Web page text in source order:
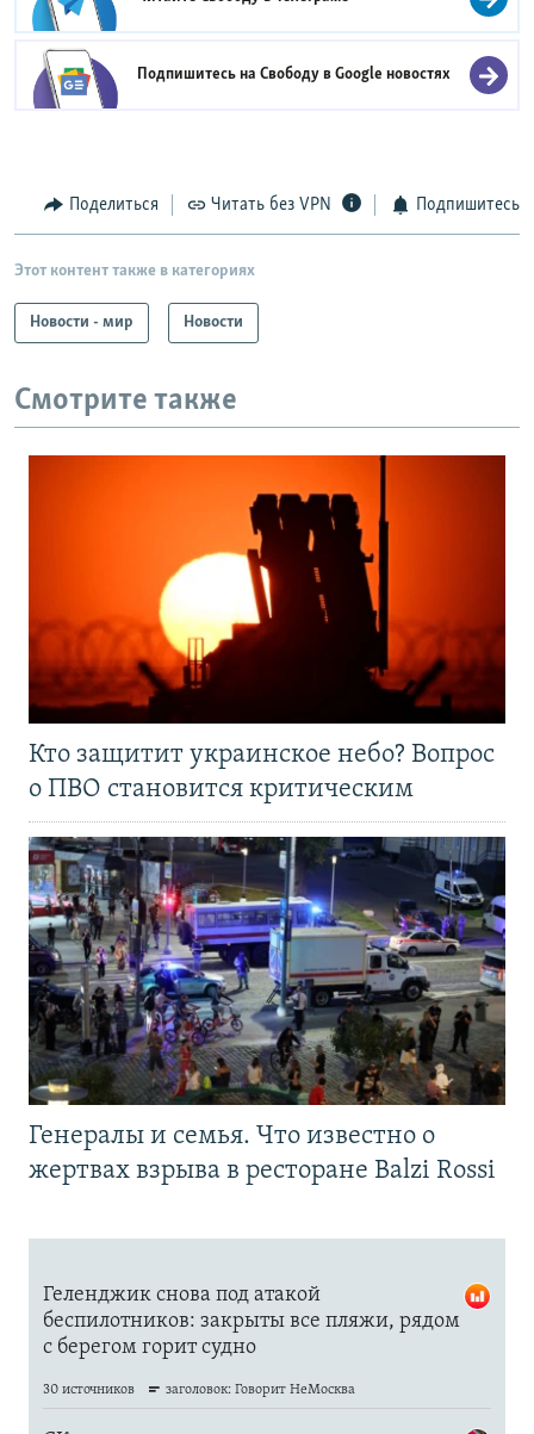
Подпишитесь на Свободу вGoogle новостях
Поделиться Читать без VPN Подпишитесь
Этот контент также в категориях
Новости - мир Новости
Смотрите также
Кто защитит украинское небо? Вопрос
о ПВО становится критическим
Генералы и семья. Что известно о
жертвах взрыва в ресторане Balzi Rossi